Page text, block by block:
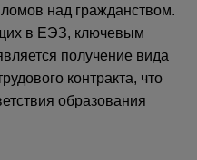
над гражданством.
в ЕЭЗ, ключевым
получение вида
контракта, что
образования